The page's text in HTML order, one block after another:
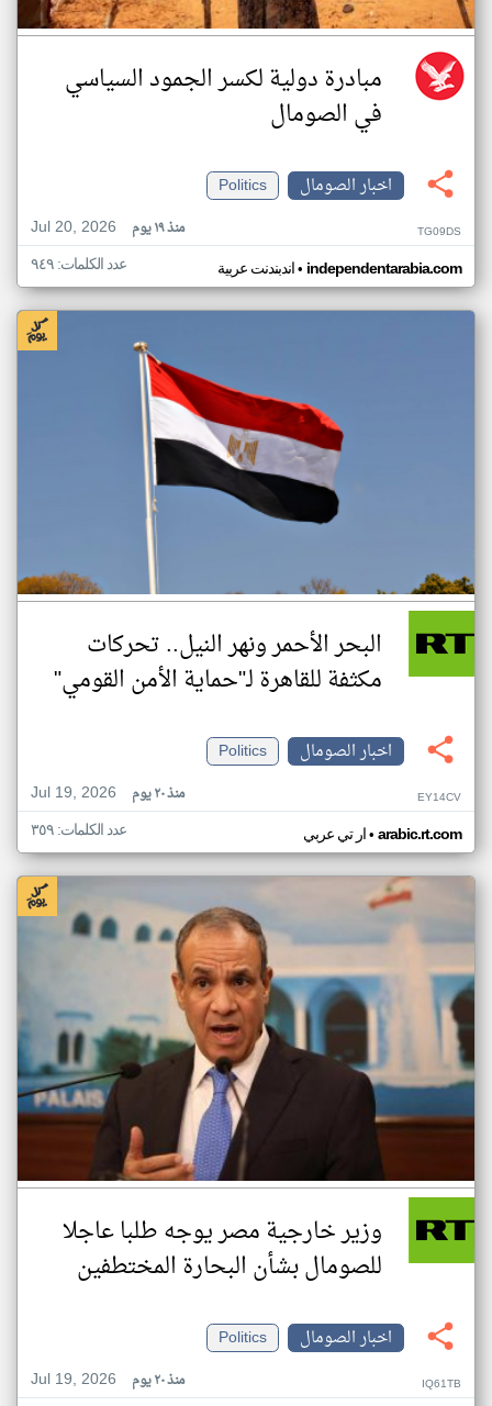
مبادرة دولية لكسر الجمود السياسي
في الصومال
اخبار الصومال
Politics
Jul 20, 2026
منذ ١٩ يوم TG09DS
اندبندنت عربية• independentarabia.com عدد الكلمات: ٩٤٩
البحر الأحمر ونهر النيل.. تحركات
مكثفة للقاهرة لـ"حماية الأمن القومي"
اخبار الصومال
Politics
Jul 19, 2026
منذ ٢٠ يوم EY14CV
ار تي عربي• arabic.rt.com عدد الكلمات: ٣٥٩
وزير خارجية مصر يوجه طلبا عاجلا
للصومال بشأن البحارة المختطفين
اخبار الصومال
Politics
Jul 19, 2026
منذ ٢٠ يوم IQ61TB